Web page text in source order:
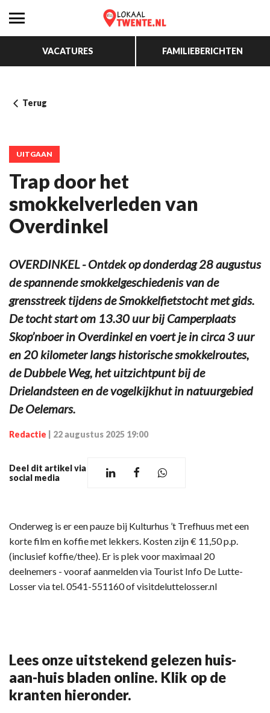
VACATURES FAMILIEBERICHTEN
Terug
UITGAAN
Trap door het
smokkelverleden van
Overdinkel
OVERDINKEL - Ontdek op donderdag 28 augustus
de spannende smokkelgeschiedenis van de
grensstreek tijdens de Smokkelfietstocht met gids.
De tocht start om 13.30 uur bij Camperplaats
Skop’nboer in Overdinkel en voert je in circa 3 uur
en 20 kilometer langs historische smokkelroutes,
de Dubbele Weg, het uitzichtpunt bij de
Drielandsteen en de vogelkijkhut in natuurgebied
De Oelemars.
Redactie 22 augustus 2025 19:00
Deel dit artikel via
social media
Onderweg is er een pauze bij Kulturhus ’t Trefhuus met een
korte film en koffie met lekkers. Kosten zijn € 11,50 p.p.
(inclusief koffie/thee). Er is plek voor maximaal 20
deelnemers - vooraf aanmelden via Tourist Info De Lutte-
Losser via tel. 0541-551160 of visitdeluttelosser.nl
Lees onze uitstekend gelezen huis-
aan-huis bladen online. Klik op de
kranten hieronder.